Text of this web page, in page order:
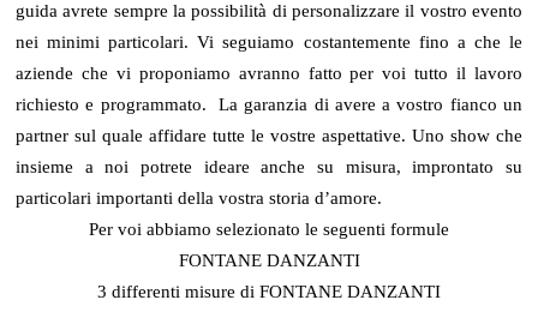
guida avrete sempre la possibilità di personalizzare il vostro evento
nei minimi particolari. Vi seguiamo costantemente fino a che le
aziende che vi proponiamo avranno fatto per voi tutto il lavoro
richiesto e programmato. La garanzia di avere a vostro fianco un
partner sul quale affidare tutte le vostre aspettative. Uno show che
insieme a noi potrete ideare anche su misura, improntato su
particolari importanti della vostra storia d’amore.
Per voi abbiamo selezionato le seguenti formule
FONTANE DANZANTI
3 differenti misure di FONTANE DANZANTI